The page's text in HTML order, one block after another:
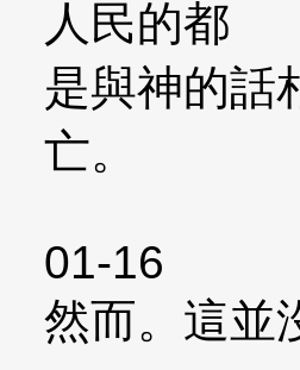
人民的都
是與神的話
亡。
01-16
然而。這並